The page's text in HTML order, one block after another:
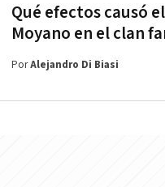
Qué efectos causó
Moyano en el clan
PorAlejandro Di Biasi